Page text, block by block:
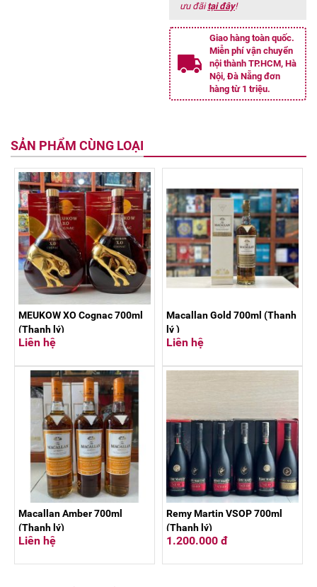
ưu đãitại đây!
Giao hàng toàn quốc.
Miễn phí vận chuyển
nội thành TP.HCM, Hà
Nội, Đà Nẵng đơn
hàng từ 1 triệu.
SẢN PHẨM CÙNG LOẠI
MEUKOW XO Cognac 700ml
(Thanh lý)
Liên hệ
Macallan Gold 700ml (Thanh
lý )
Liên hệ
Macallan Amber 700ml
(Thanh lý)
Liên hệ
Remy Martin VSOP 700ml
(Thanh lý)
1.200.000 đ